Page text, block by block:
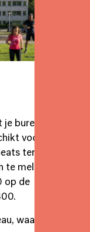
buren en
voor elk
ter
te melden,
op de
waardoor